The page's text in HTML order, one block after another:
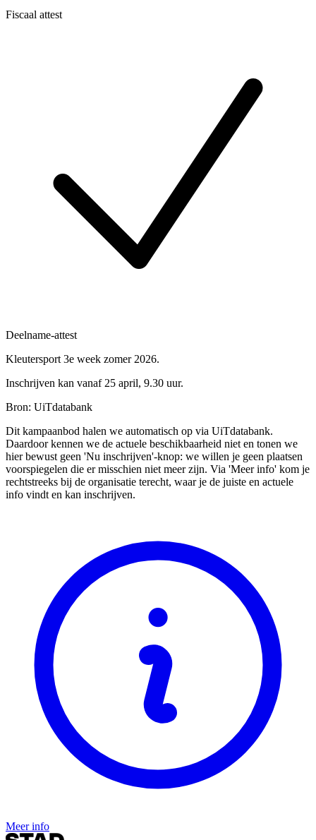
Fiscaal attest
Deelname-attest
Kleutersport 3e week zomer 2026.
Inschrijven kan vanaf 25 april, 9.30 uur.
Bron: UiTdatabank
Dit kampaanbod halen we automatisch op via UiTdatabank.
Daardoor kennen we de actuele beschikbaarheid niet en tonen we
hier bewust geen 'Nu inschrijven'-knop: we willen je geen plaatsen
voorspiegelen die er misschien niet meer zijn. Via 'Meer info' kom je
rechtstreeks bij de organisatie terecht, waar je de juiste en actuele
info vindt en kan inschrijven.
Meer info